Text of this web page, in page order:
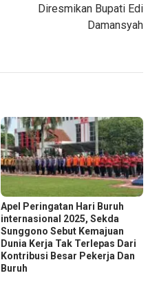
Diresmikan Bupati Edi
Damansyah
Apel Peringatan Hari Buruh
internasional 2025, Sekda
Sunggono Sebut Kemajuan
Dunia Kerja Tak Terlepas Dari
Kontribusi Besar Pekerja Dan
Buruh